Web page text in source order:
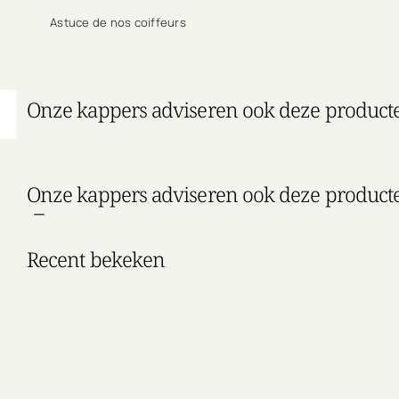
Astuce de nos coiffeurs
Onze kappers adviseren ook deze
Onze kappers adviseren ook deze
Recent bekeken